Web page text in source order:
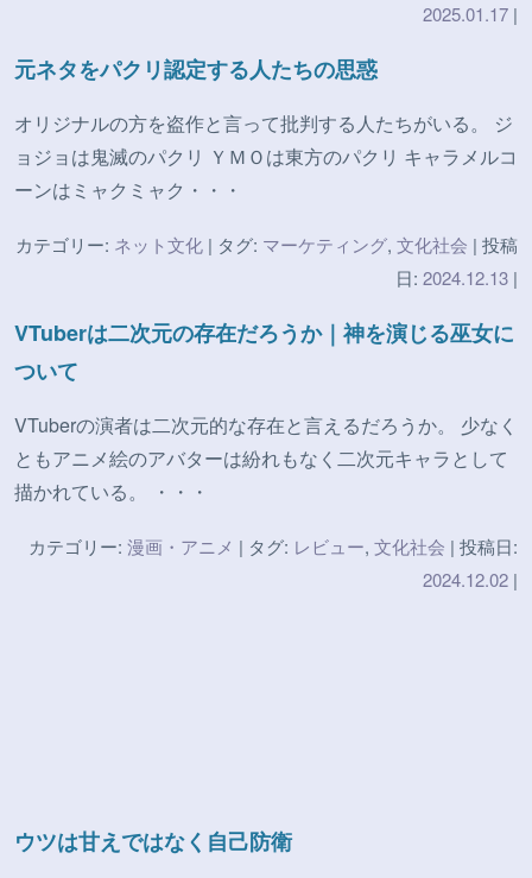
2025.01.17 |
元ネタをパクリ認定する人たちの思惑
オリジナルの方を盗作と言って批判する人たちがいる。 ジ
ョジョは鬼滅のパクリ ＹＭＯは東方のパクリ キャラメルコ
ーンはミャクミャク・・・
カテゴリー: ネット文化 | タグ: マーケティング, 文化社会 | 投稿
日: 2024.12.13 |
VTuberは二次元の存在だろうか｜神を演じる巫女に
ついて
VTuberの演者は二次元的な存在と言えるだろうか。 少なく
ともアニメ絵のアバターは紛れもなく二次元キャラとして
描かれている。 ・・・
カテゴリー: 漫画・アニメ | タグ: レビュー, 文化社会 | 投稿日:
2024.12.02 |
ウツは甘えではなく自己防衛